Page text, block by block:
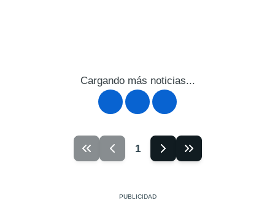
Cargando más noticias...
1